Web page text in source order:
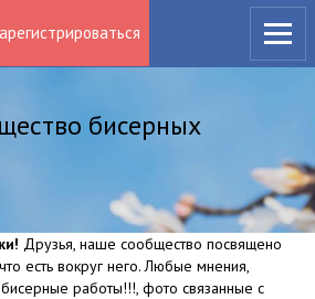
бисерных
Друзья, наше сообщество посвящено
есть вокруг него. Любые мнения,
работы!!!, фото связанные с